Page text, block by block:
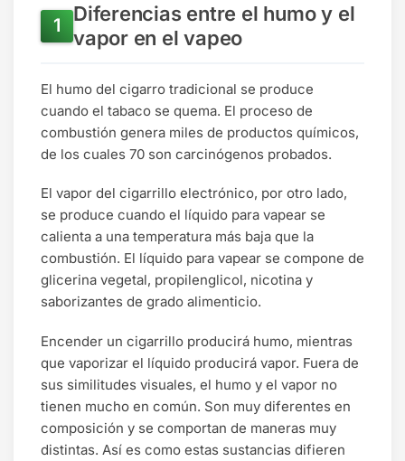
Diferencias entre el humo y el
vapor en el vapeo
El humo del cigarro tradicional se produce
cuando el tabaco se quema. El proceso de
combustión genera miles de productos químicos,
de los cuales 70 son carcinógenos probados.
El vapor del cigarrillo electrónico, por otro lado,
se produce cuando el líquido para vapear se
calienta a una temperatura más baja que la
combustión. El líquido para vapear se compone de
glicerina vegetal, propilenglicol, nicotina y
saborizantes de grado alimenticio.
Encender un cigarrillo producirá humo, mientras
que vaporizar el líquido producirá vapor. Fuera de
sus similitudes visuales, el humo y el vapor no
tienen mucho en común. Son muy diferentes en
composición y se comportan de maneras muy
distintas. Así es como estas sustancias difieren